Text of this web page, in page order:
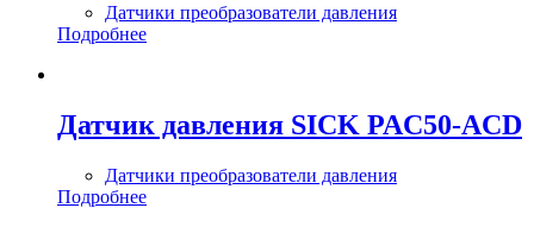
Датчики преобразователи давления
Подробнее
Датчик давления SICK PAC50-ACD
Датчики преобразователи давления
Подробнее